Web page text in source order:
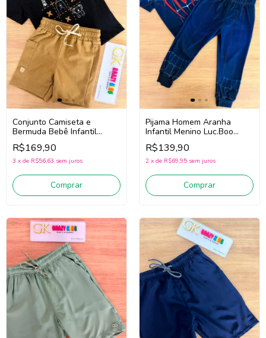
Conjunto Camiseta e
Bermuda Bebê Infantil
Menino Luc.Boo 97266
(Preto/Bege)
R$169,90
3 x de R$56,63 sem juros
Comprar
Pijama Homem Aranha
Infantil Menino Luc.Boo
97068 (Marinho)
R$139,90
2 x de R$69,95 sem juros
Comprar